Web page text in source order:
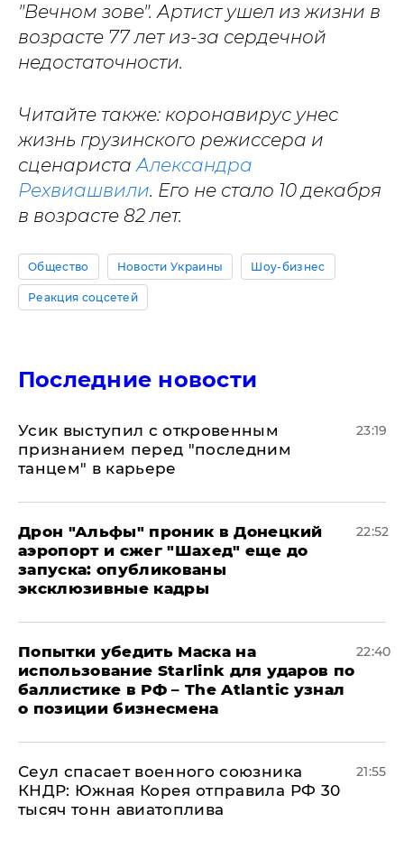
"Вечном зове". Артист ушел из жизни в
возрасте 77 лет из-за сердечной
недостаточности.
Читайте также: коронавирус унес
жизнь грузинского режиссера и
сценаристаАлександра
Рехвиашвили. Его не стало 10 декабря
в возрасте 82 лет.
Общество Новости Украины Шоу-бизнес
Реакция соцсетей
Последние новости
Усик выступил с откровенным
признанием перед "последним
танцем" в карьере
23:19
Дрон "Альфы" проник в Донецкий
аэропорт и сжег "Шахед" еще до
запуска: опубликованы
эксклюзивные кадры
22:52
Попытки убедить Маска на
использование Starlink для ударов по
баллистике в РФ – The Atlantic узнал
о позиции бизнесмена
22:40
​Сеул спасает военного союзника
КНДР: Южная Корея отправила РФ 30
тысяч тонн авиатоплива
21:55